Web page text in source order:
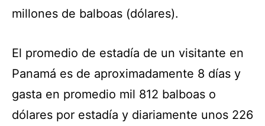
millones de balboas (dólares).
El promedio de estadía de un visitante en
Panamá es de aproximadamente 8 días y
gasta en promedio mil 812 balboas o
dólares por estadía y diariamente unos 226